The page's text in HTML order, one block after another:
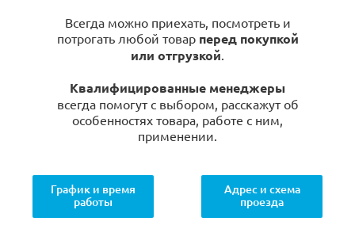
Всегда можно приехать, посмотреть и
потрогать любой товар перед покупкой
или отгрузкой.
Квалифицированные менеджеры
всегда помогут с выбором, расскажут об
особенностях товара, работе с ним,
применении.
График и время
работы
Адрес и схема
проезда